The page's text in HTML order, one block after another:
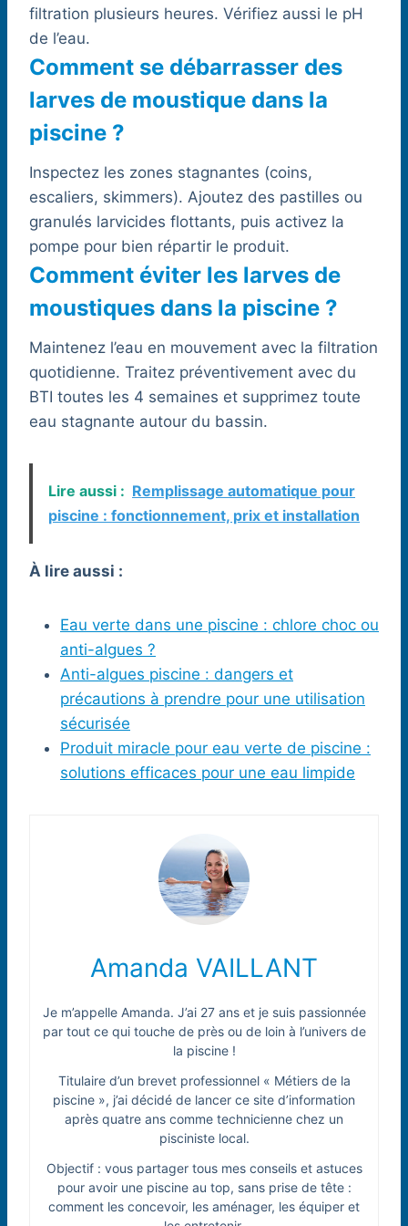
filtration plusieurs heures. Vérifiez aussi le pH
de l’eau.
Comment se débarrasser des
larves de moustique dans la
piscine ?
Inspectez les zones stagnantes (coins,
escaliers, skimmers). Ajoutez des pastilles ou
granulés larvicides flottants, puis activez la
pompe pour bien répartir le produit.
Comment éviter les larves de
moustiques dans la piscine ?
Maintenez l’eau en mouvement avec la filtration
quotidienne. Traitez préventivement avec du
BTI toutes les 4 semaines et supprimez toute
eau stagnante autour du bassin.
Lire aussi : Remplissage automatique pour
piscine : fonctionnement, prix et installation
À lire aussi :
Eau verte dans une piscine : chlore choc ou
anti-algues ?
Anti-algues piscine : dangers et
précautions à prendre pour une utilisation
sécurisée
Produit miracle pour eau verte de piscine :
solutions efficaces pour une eau limpide
Amanda VAILLANT
Je m’appelle Amanda. J’ai 27 ans et je suis passionnée
par tout ce qui touche de près ou de loin à l’univers de
la piscine !
Titulaire d’un brevet professionnel « Métiers de la
piscine », j’ai décidé de lancer ce site d’information
après quatre ans comme technicienne chez un
pisciniste local.
Objectif : vous partager tous mes conseils et astuces
pour avoir une piscine au top, sans prise de tête :
comment les concevoir, les aménager, les équiper et